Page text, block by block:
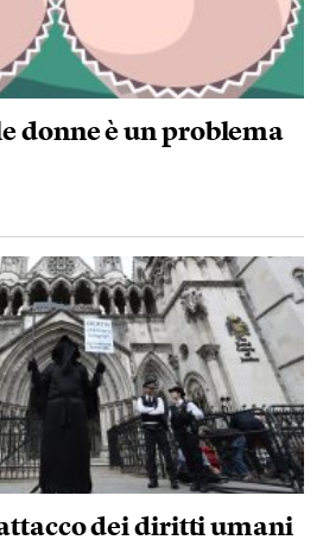
donne è un problema
dei diritti umani